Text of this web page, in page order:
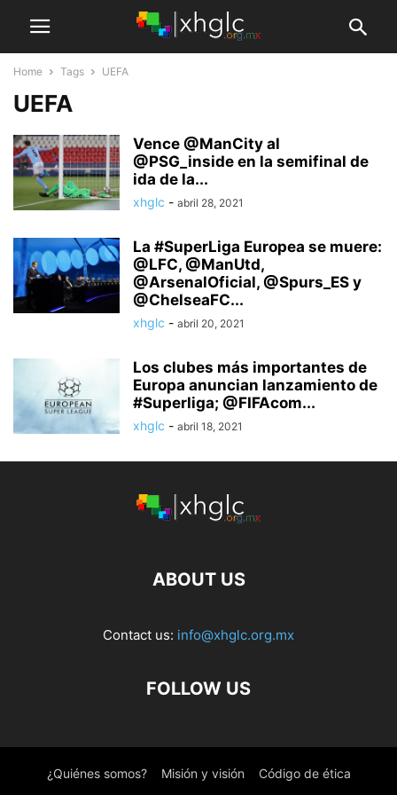
Home Tags UEFA
UEFA
Vence @ManCity al
@PSG_inside en la semifinal de
ida de la...
xhglc - abril 28, 2021
La #SuperLiga Europea se muere:
@LFC, @ManUtd,
@ArsenalOficial, @Spurs_ES y
@ChelseaFC...
xhglc - abril 20, 2021
Los clubes más importantes de
Europa anuncian lanzamiento de
#Superliga; @FIFAcom...
xhglc - abril 18, 2021
ABOUT US
Contact us: info@xhglc.org.mx
FOLLOW US
¿Quiénes somos? Misión y visión Código de ética